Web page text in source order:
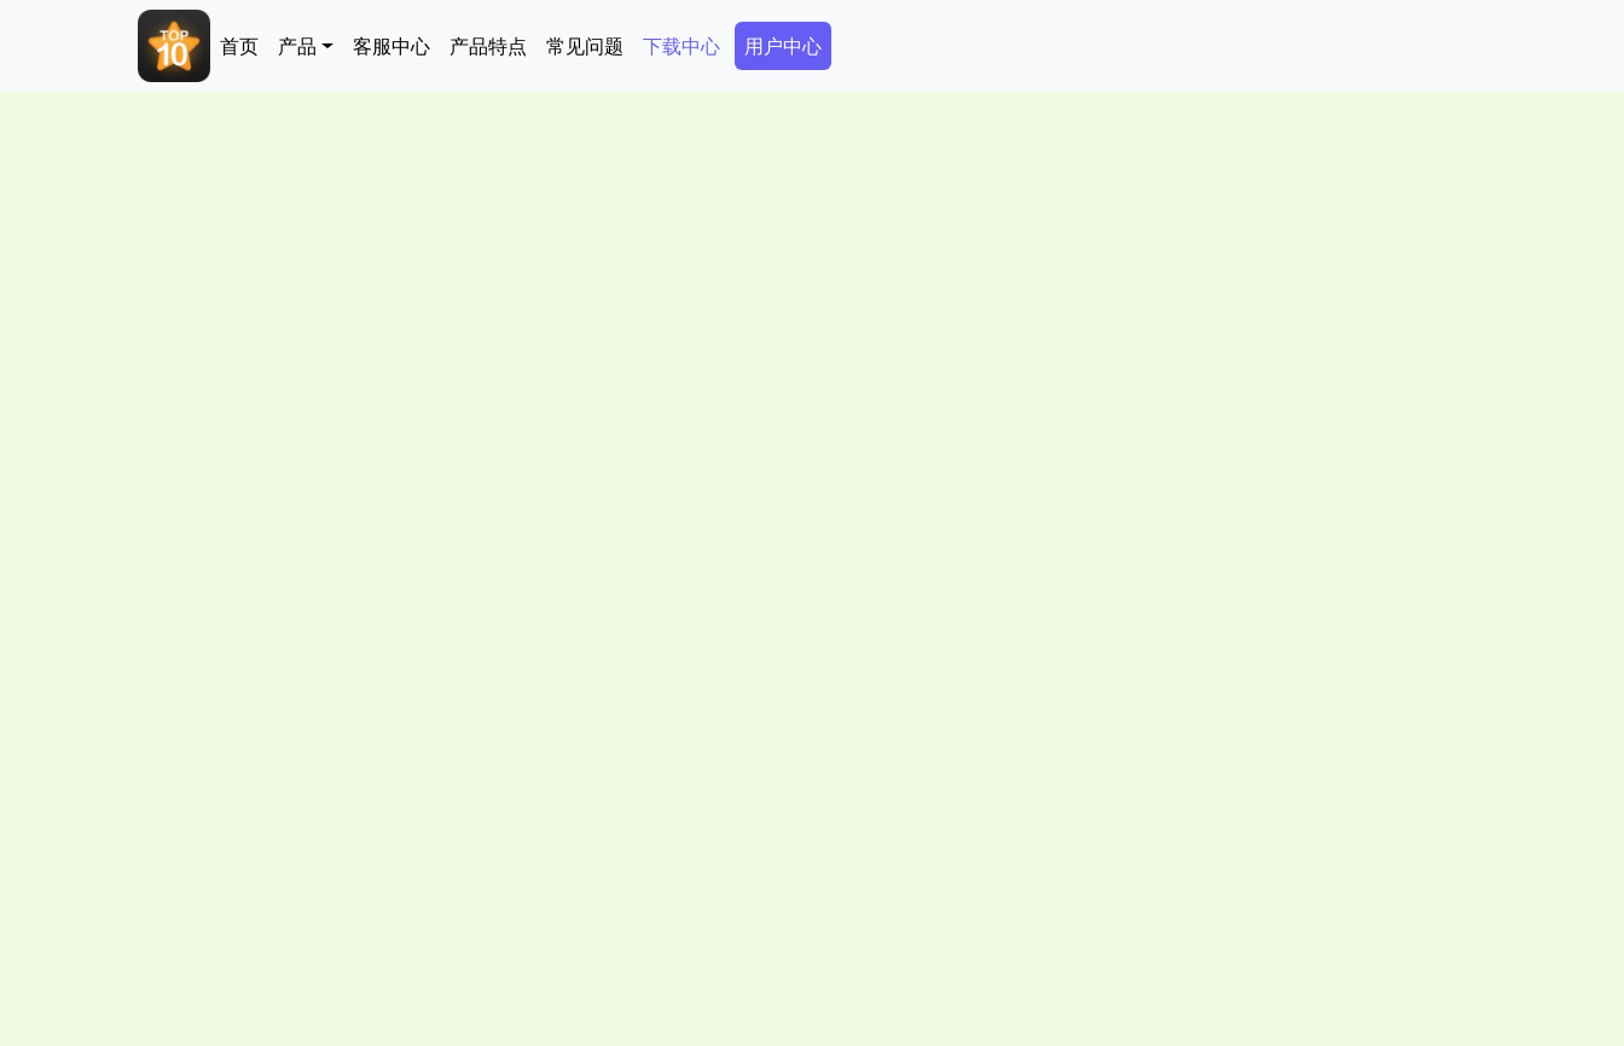
Main navigation
首页 产品 客服中心 产品特点 常见问题 下载中心 Secondary Menu
用户中心